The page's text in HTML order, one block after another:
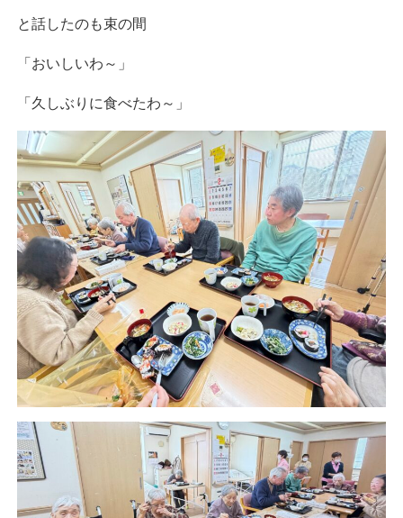
と話したのも束の間
「おいしいわ～」
「久しぶりに食べたわ～」